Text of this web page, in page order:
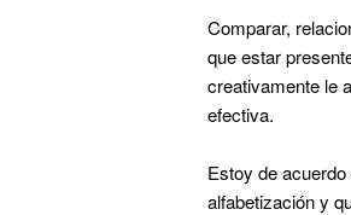
Comparar,
que estar
creativamente le
efectiva.
Estoy de
alfabetización y